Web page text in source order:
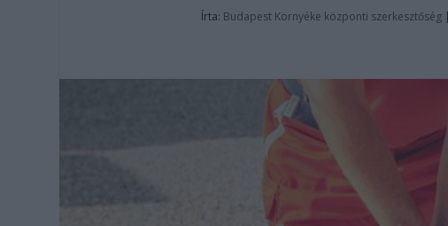
Írta: Budapest Környéke központi szerkesztőség|